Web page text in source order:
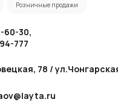
Розничные продажи
60-30,
777
78 /